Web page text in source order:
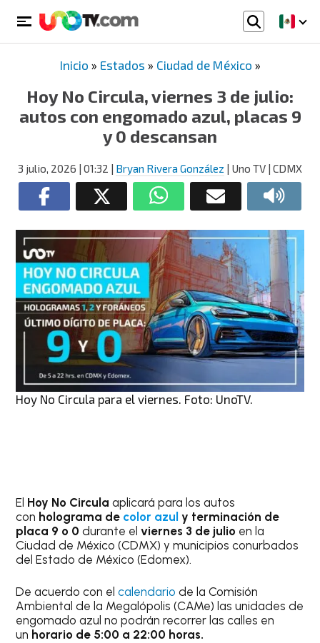
Inicio » Estados » Ciudad de México »
Hoy No Circula, viernes 3 de julio:
autos con engomado azul, placas 9
y 0 descansan
3 julio, 2026 | 01:32 | Bryan Rivera González | Uno TV | CDMX
Hoy No Circula para el viernes. Foto: UnoTV.
El Hoy No Circula aplicará para los autos
con holograma de color azul y terminación de
placa 9 o 0 durante elviernes 3 de julio en la
Ciudad de México (CDMX) y municipios conurbados
del Estado de México (Edomex).
De acuerdo con elcalendario de la Comisión
Ambiental de la Megalópolis (CAMe) las unidades de
engomado azul no podrán recorrer las calles en
un horario de 5:00 a 22:00 horas.